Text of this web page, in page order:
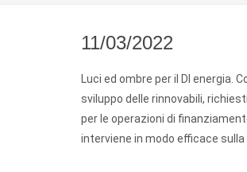
11/03/2022
Luci ed ombre per il Dl energia.
sviluppo delle rinnovabili,
per le operazioni di
interviene in modo efficace